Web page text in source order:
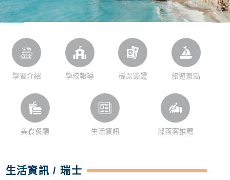
學習介紹 學校報導 機票簽證 旅遊景點
美食餐廳 生活資訊 部落客推薦
生活資訊 / 瑞士